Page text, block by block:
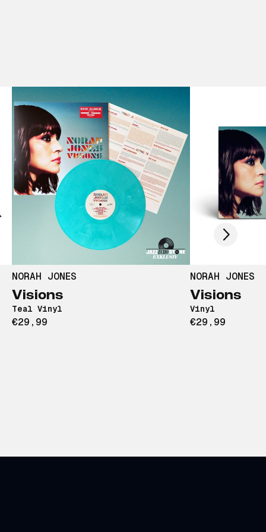
NORAH JONES
Visions
Teal Vinyl
€29,99
NORAH JONES
Visions
Vinyl
€29,99
Scroll right